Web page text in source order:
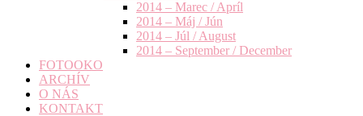
2014 – Marec / Apríl
2014 – Máj / Jún
2014 – Júl / August
2014 – September / December
FOTOOKO
ARCHÍV
O NÁS
KONTAKT